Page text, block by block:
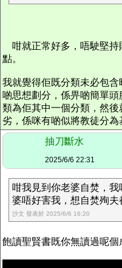
咁就正常好多，唔駛堅持
點。
我就覺得佢既分類未必包
啲思想劃分，係畀啲簡單
類為佢其中一個分類，然
劣，係咪有啲似將教徒分為
抽刀斷水
2025/6/6 22:31
咁我見到你老婆自焚，
婆唔好害我，想自焚殉
沙文 發表於 2025/6/6 16:20
飽讀聖賢書既你無讀過呢個